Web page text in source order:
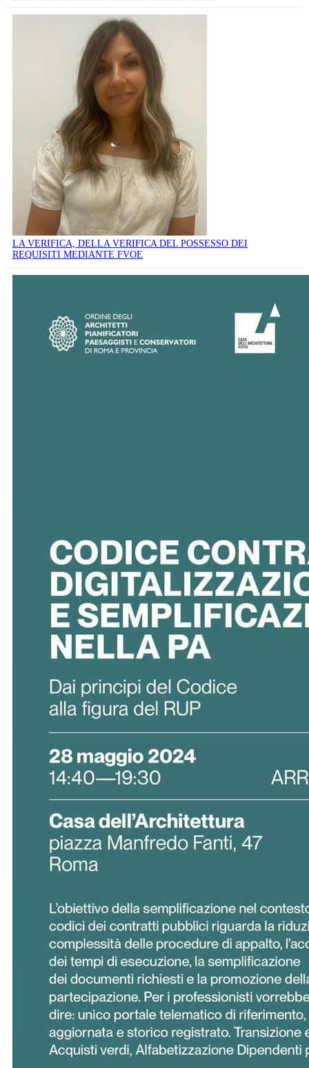
LA VERIFICA, DELLA VERIFICA DEL POSSESSO DEI
REQUISITI MEDIANTE FVOE